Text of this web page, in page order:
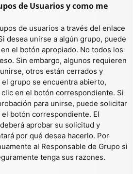
de Usuarios y como me
de usuarios a través del enlace
desea unirse a algún grupo, puede
el botón apropiado. No todos los
Sin embargo, algunos requieren
otros están cerrados y
grupo se encuentra abierto,
en el botón correspondiente. Si
para unirse, puede solicitar
botón correspondiente. El
aprobar su solicitud y
por qué desea hacerlo. Por
al Responsable de Grupo si
tenga sus razones.